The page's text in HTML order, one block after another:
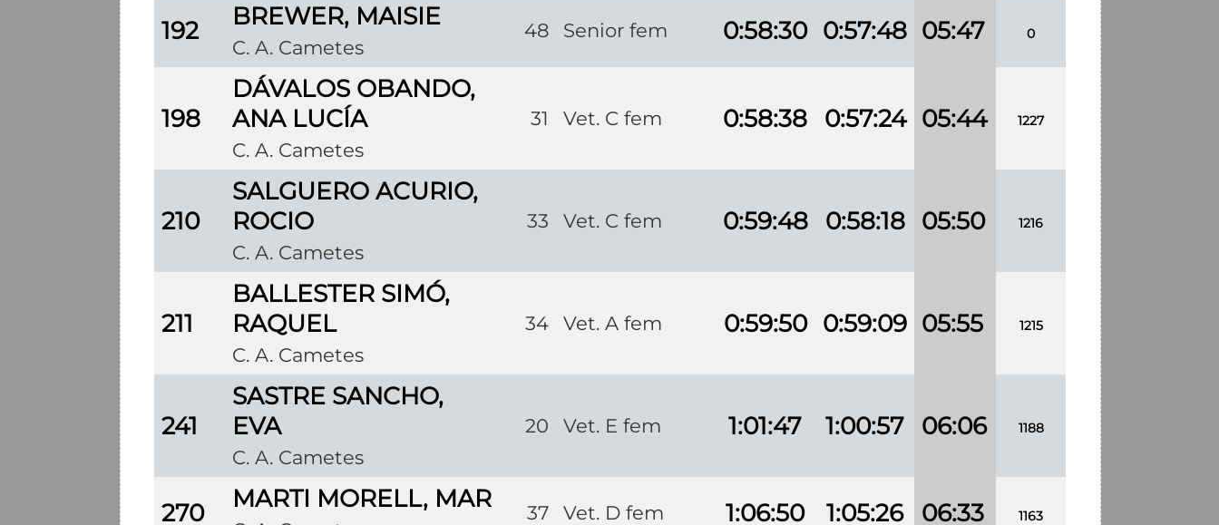
192 BREWER, MAISIE
C. A. Cametes
48 Senior fem 0:58:30 0:57:48 05:47 0
198
DÁVALOS OBANDO,
ANA LUCÍA
C. A. Cametes
31 Vet. C fem 0:58:38 0:57:24 05:44 1227
210
SALGUERO ACURIO,
ROCIO
C. A. Cametes
33 Vet. C fem 0:59:48 0:58:18 05:50 1216
211
BALLESTER SIMÓ,
RAQUEL
C. A. Cametes
34 Vet. A fem 0:59:50 0:59:09 05:55 1215
241
SASTRE SANCHO,
EVA
C. A. Cametes
20 Vet. E fem 1:01:47 1:00:57 06:06 1188
270 MARTI MORELL, MAR 37 Vet. D fem 1:06:50 1:05:26 06:33 1163